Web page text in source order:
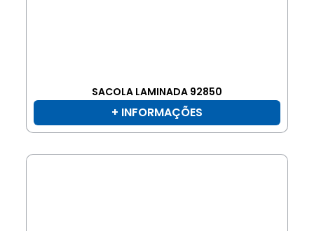
SACOLA LAMINADA 92850
+ INFORMAÇÕES